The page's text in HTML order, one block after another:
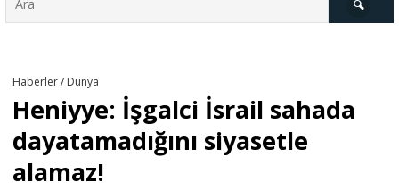
Derkenar
Haberler / Dünya
Heniyye: İşgalci İsrail sahada
dayatamadığını siyasetle
alamaz!